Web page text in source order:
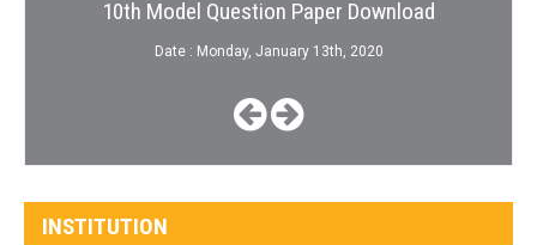
10th Model Question Paper Download
Date : Monday, January 13th, 2020
INSTITUTION